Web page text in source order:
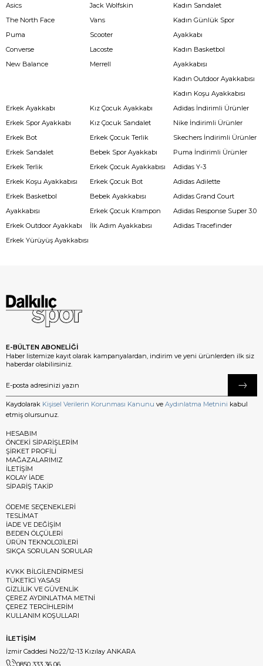
Asics
The North Face
Puma
Converse
New Balance
Jack Wolfskin
Vans
Scooter
Lacoste
Merrell
Kadın Sandalet
Kadın Günlük Spor
Ayakkabı
Kadın Basketbol
Ayakkabısı
Kadın Outdoor Ayakkabısı
Kadın Koşu Ayakkabısı
Erkek Ayakkabı
Erkek Spor Ayakkabı
Erkek Bot
Erkek Sandalet
Erkek Terlik
Erkek Koşu Ayakkabısı
Erkek Basketbol
Ayakkabısı
Erkek Outdoor Ayakkabı
Erkek Yürüyüş Ayakkabısı
Kız Çocuk Ayakkabı
Kız Çocuk Sandalet
Erkek Çocuk Terlik
Bebek Spor Ayakkabı
Erkek Çocuk Ayakkabısı
Erkek Çocuk Bot
Bebek Ayakkabısı
Erkek Çocuk Krampon
İlk Adım Ayakkabısı
Adidas İndirimli Ürünler
Nike İndirimli Ürünler
Skechers İndirimli Ürünler
Puma İndirimli Ürünler
Adidas Y-3
Adidas Adilette
Adidas Grand Court
Adidas Response Super 3.0
Adidas Tracefinder
E-BÜLTEN ABONELİĞİ
Haber listemize kayıt olarak kampanyalardan, indirim ve yeni ürünlerden ilk siz
haberdar olabilirsiniz.
Kaydolarak Kişisel Verilerin Korunması Kanunu ve Aydınlatma Metnini kabul
etmiş olursunuz.
HESABIM
ÖNCEKİ SİPARİŞLERİM
ŞİRKET PROFİLİ
MAĞAZALARIMIZ
İLETİŞİM
KOLAY İADE
SİPARİŞ TAKİP
ÖDEME SEÇENEKLERİ
TESLİMAT
İADE VE DEĞİŞİM
BEDEN ÖLÇÜLERİ
ÜRÜN TEKNOLOJİLERİ
SIKÇA SORULAN SORULAR
KVKK BİLGİLENDİRMESİ
TÜKETİCİ YASASI
GİZLİLİK VE GÜVENLİK
ÇEREZ AYDINLATMA METNİ
ÇEREZ TERCİHLERİM
KULLANIM KOŞULLARI
İLETİŞİM
İzmir Caddesi No:22/12-13 Kızılay ANKARA